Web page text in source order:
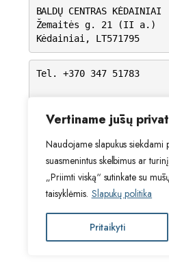
Vertiname jūsų
Naudojame slapukus
suasmenintus skelbimus ar
„Priimti viską“ sutinkate su
taisyklėmis. Slapukų politika
Pritaikyti
BALDŲ CENTRAS KĖDAINIAI
Žemaitės g. 21 (II a.)
Kėdainiai, LT571795
Tel. +370 347 51783
VI: 9.00 – 15.00
VII: Nedirbame